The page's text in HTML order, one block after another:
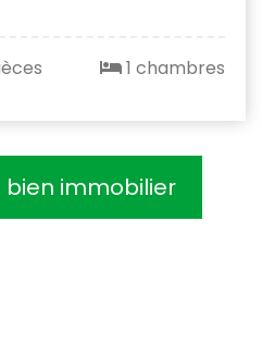
1 chambres
bien immobilier